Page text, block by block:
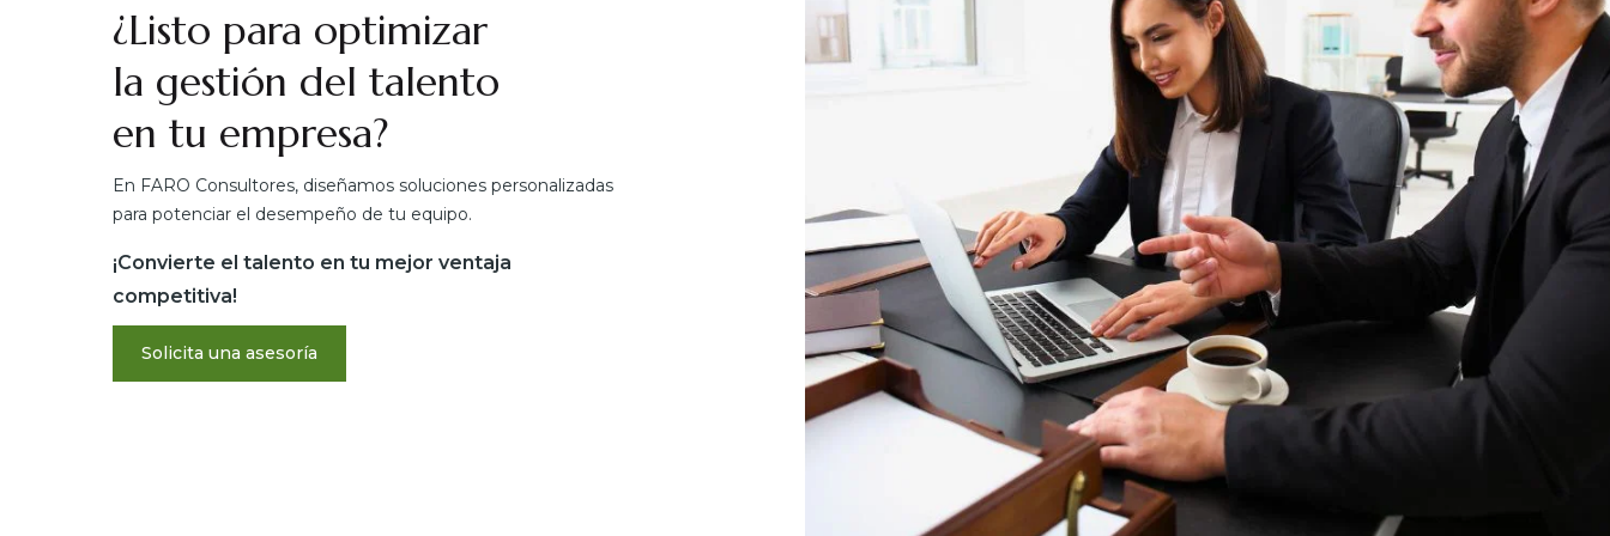
¿Listo para optimizar
la gestión del talento
en tu empresa?
En FARO Consultores, diseñamos soluciones personalizadas
para potenciar el desempeño de tu equipo.
¡Convierte el talento en tu mejor ventaja
competitiva!
Solicita una asesoría